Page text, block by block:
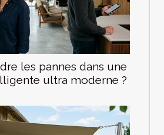
les pannes dans une
ultra moderne ?